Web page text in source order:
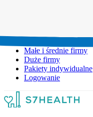
Małe i średnie firmy
Duże firmy
Pakiety indywidualne
Logowanie